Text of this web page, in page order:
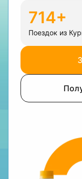
714+
Поездок из